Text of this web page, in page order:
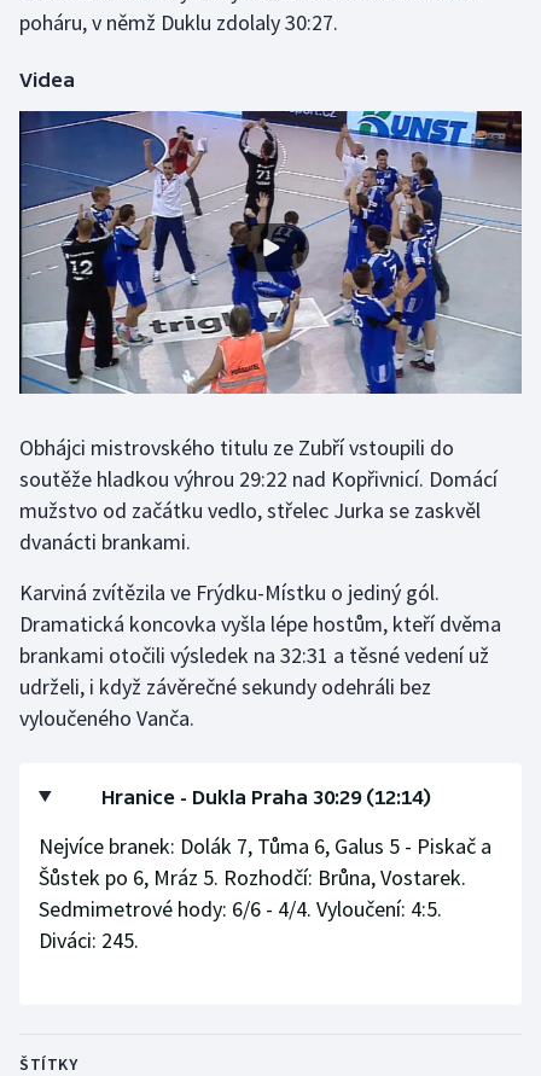
Krasobruslení
Lezení
Lyže a snowboard
Moderní pětiboj
Motorsport
Olympijské hry
Parasport
Plážový volejbal
Ragby
Rychlobruslení
Rychlostní kanoistika
Short track
Triatlon
Veslování
Volejbal
poháru, v němž Duklu zdolaly 30:27.
Videa
Obhájci mistrovského titulu ze Zubří vstoupili do
soutěže hladkou výhrou 29:22 nad Kopřivnicí. Domácí
mužstvo od začátku vedlo, střelec Jurka se zaskvěl
dvanácti brankami.
Karviná zvítězila ve Frýdku-Místku o jediný gól.
Dramatická koncovka vyšla lépe hostům, kteří dvěma
brankami otočili výsledek na 32:31 a těsné vedení už
udrželi, i když závěrečné sekundy odehráli bez
vyloučeného Vanča.
Hranice - Dukla Praha 30:29 (12:14)
Nejvíce branek: Dolák 7, Tůma 6, Galus 5 - Piskač a
Šůstek po 6, Mráz 5. Rozhodčí: Brůna, Vostarek.
Sedmimetrové hody: 6/6 - 4/4. Vyloučení: 4:5.
Diváci: 245.
ŠTÍTKY